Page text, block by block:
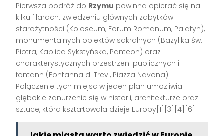
Pierwsza podróż do Rzymu powinna opierać się na
kilku filarach: zwiedzeniu głównych zabytków
starożytności (Koloseum, Forum Romanum, Palatyn),
monumentalnych obiektów sakralnych (Bazylika św.
Piotra, Kaplica Sykstyńska, Panteon) oraz
charakterystycznych przestrzeni publicznych i
fontann (Fontanna di Trevi, Piazza Navona).
Połączenie tych miejsc w jeden plan umożliwia
głębokie zanurzenie się w historii, architekturze oraz
sztuce, która kształtowała dzieje Europy[1][3][4][6].